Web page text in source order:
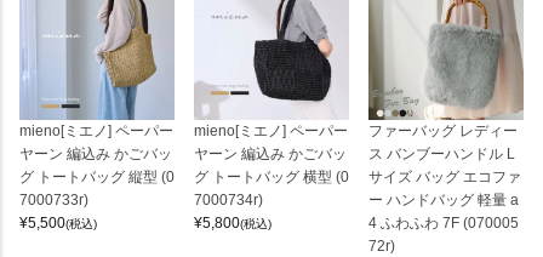
mieno[ミエノ] ペーパー
ヤーン 編込み かごバッ
グ トートバッグ 縦型 (0
7000733r)
¥5,500(税込)
mieno[ミエノ] ペーパー
ヤーン 編込み かごバッ
グ トートバッグ 横型 (0
7000734r)
¥5,800(税込)
ファーバッグ レディー
ス バンブーハンドル L
サイズ バッグ エコファ
ー ハンドバッグ 軽量 a
4 ふわふわ 7F (070005
72r)